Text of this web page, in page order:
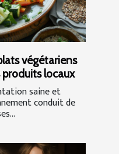
végétariens
locaux
saine et
conduit de